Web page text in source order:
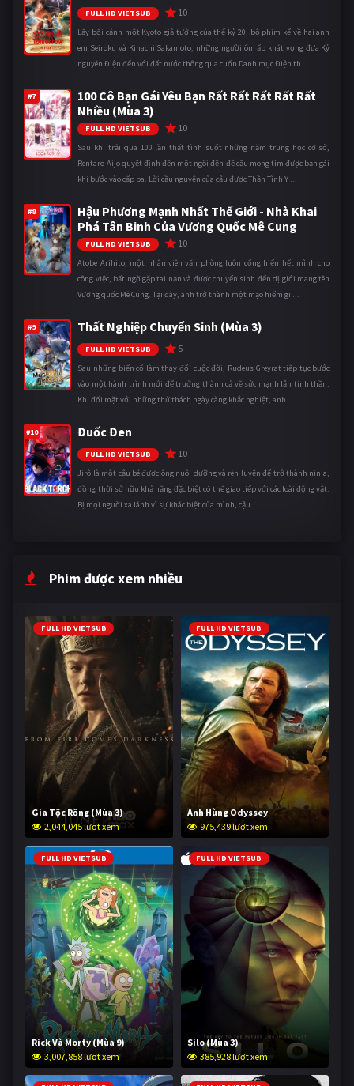
FULL HD VIETSUB 10
Lấy bối cảnh một Kyoto giả tưởng của thế kỷ 20, bộ phim kể về hai anh
em Seiroku và Kihachi Sakamoto, những người ôm ấp khát vọng đưa Kỷ
nguyên Điện đến với đất nước thông qua cuốn Danh mục Điện th ...
#7
100 Cô Bạn Gái Yêu Bạn Rất Rất Rất Rất Rất
Nhiều (Mùa 3)
FULL HD VIETSUB 10
Sau khi trải qua 100 lần thất tình suốt những năm trung học cơ sở,
Rentaro Aijo quyết định đến một ngôi đền để cầu mong tìm được bạn gái
khi bước vào cấp ba. Lời cầu nguyện của cậu được Thần Tình Y ...
#8
Hậu Phương Mạnh Nhất Thế Giới - Nhà Khai
Phá Tân Binh Của Vương Quốc Mê Cung
FULL HD VIETSUB 10
Atobe Arihito, một nhân viên văn phòng luôn cống hiến hết mình cho
công việc, bất ngờ gặp tai nạn và được chuyển sinh đến dị giới mang tên
Vương quốc Mê Cung. Tại đây, anh trở thành một mạo hiểm gi ...
#9 Thất Nghiệp Chuyển Sinh (Mùa 3)
FULL HD VIETSUB 5
Sau những biến cố làm thay đổi cuộc đời, Rudeus Greyrat tiếp tục bước
vào một hành trình mới để trưởng thành cả về sức mạnh lẫn tinh thần.
Khi đối mặt với những thử thách ngày càng khắc nghiệt, anh ...
#10 Đuốc Đen
FULL HD VIETSUB 10
Jirô là một cậu bé được ông nuôi dưỡng và rèn luyện để trở thành ninja,
đồng thời sở hữu khả năng đặc biệt có thể giao tiếp với các loài động vật.
Bị mọi người xa lánh vì sự khác biệt của mình, cậu ...
Phim được xem nhiều
FULL HD VIETSUB
Gia Tộc Rồng (Mùa 3)
2,044,045 lượt xem
FULL HD VIETSUB
Anh Hùng Odyssey
975,439 lượt xem
FULL HD VIETSUB
Rick Và Morty (Mùa 9)
3,007,858 lượt xem
FULL HD VIETSUB
Silo (Mùa 3)
385,928 lượt xem